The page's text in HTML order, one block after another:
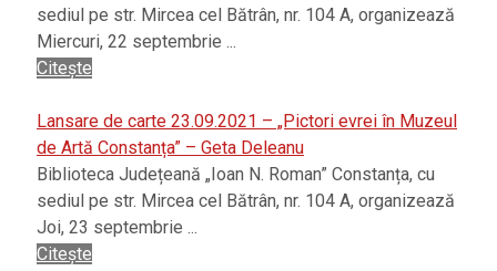
sediul pe str. Mircea cel Bătrân, nr. 104 A, organizează
Miercuri, 22 septembrie ...
Citește
Lansare de carte 23.09.2021 – „Pictori evrei în Muzeul
de Artă Constanța” – Geta Deleanu
Biblioteca Județeană „Ioan N. Roman” Constanța, cu
sediul pe str. Mircea cel Bătrân, nr. 104 A, organizează
Joi, 23 septembrie ...
Citește